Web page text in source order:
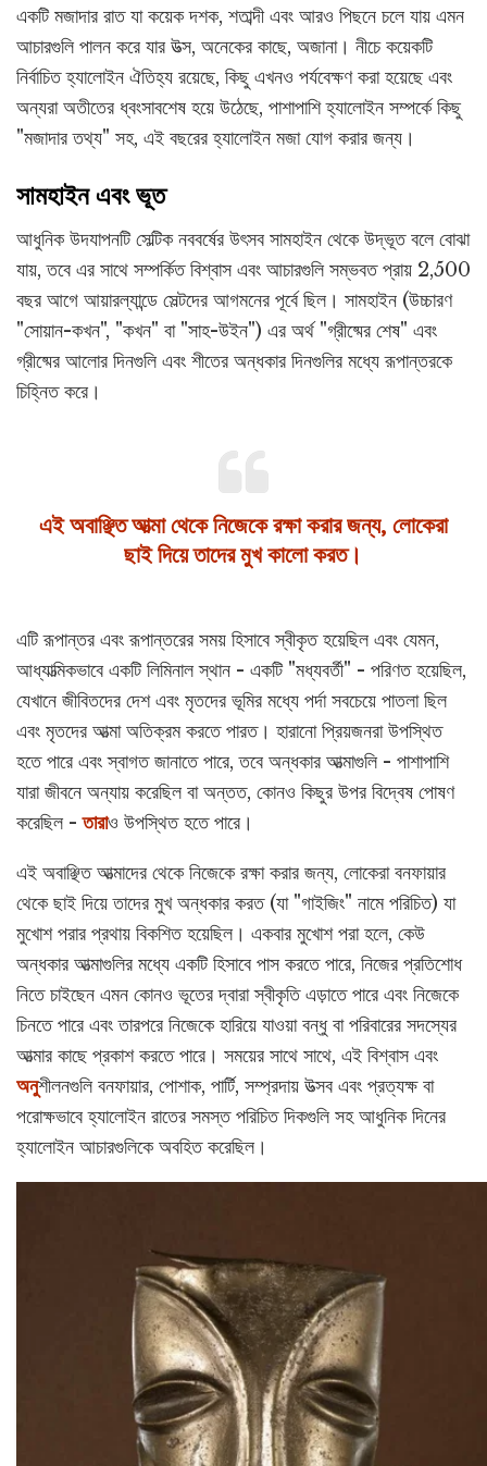
একটি মজাদার রাত যা কয়েক দশক, শতাব্দী এবং আরও পিছনে চলে যায় এমন
আচারগুলি পালন করে যার উত্স, অনেকের কাছে, অজানা। নীচে কয়েকটি
নির্বাচিত হ্যালোইন ঐতিহ্য রয়েছে, কিছু এখনও পর্যবেক্ষণ করা হয়েছে এবং
অন্যরা অতীতের ধ্বংসাবশেষ হয়ে উঠেছে, পাশাপাশি হ্যালোইন সম্পর্কে কিছু
"মজাদার তথ্য" সহ, এই বছরের হ্যালোইন মজা যোগ করার জন্য।
সামহাইন এবং ভূত
আধুনিক উদযাপনটি সেল্টিক নববর্ষের উৎসব সামহাইন থেকে উদ্ভূত বলে বোঝা
যায়, তবে এর সাথে সম্পর্কিত বিশ্বাস এবং আচারগুলি সম্ভবত প্রায় 2,500
বছর আগে আয়ারল্যান্ডে সেল্টদের আগমনের পূর্বে ছিল। সামহাইন (উচ্চারণ
"সোয়ান-কখন", "কখন" বা "সাহ-উইন") এর অর্থ "গ্রীষ্মের শেষ" এবং
গ্রীষ্মের আলোর দিনগুলি এবং শীতের অন্ধকার দিনগুলির মধ্যে রূপান্তরকে
চিহ্নিত করে।
এই অবাঞ্ছিত আত্মা থেকে নিজেকে রক্ষা করার জন্য, লোকেরা
ছাই দিয়ে তাদের মুখ কালো করত।
এটি রূপান্তর এবং রূপান্তরের সময় হিসাবে স্বীকৃত হয়েছিল এবং যেমন,
আধ্যাত্মিকভাবে একটি লিমিনাল স্থান - একটি "মধ্যবর্তী" - পরিণত হয়েছিল,
যেখানে জীবিতদের দেশ এবং মৃতদের ভূমির মধ্যে পর্দা সবচেয়ে পাতলা ছিল
এবং মৃতদের আত্মা অতিক্রম করতে পারত। হারানো প্রিয়জনরা উপস্থিত
হতে পারে এবং স্বাগত জানাতে পারে, তবে অন্ধকার আত্মাগুলি - পাশাপাশি
যারা জীবনে অন্যায় করেছিল বা অন্তত, কোনও কিছুর উপর বিদ্বেষ পোষণ
করেছিল -তারাও উপস্থিত হতে পারে।
এই অবাঞ্ছিত আত্মাদের থেকে নিজেকে রক্ষা করার জন্য, লোকেরা বনফায়ার
থেকে ছাই দিয়ে তাদের মুখ অন্ধকার করত (যা "গাইজিং" নামে পরিচিত) যা
মুখোশ পরার প্রথায় বিকশিত হয়েছিল। একবার মুখোশ পরা হলে, কেউ
অন্ধকার আত্মাগুলির মধ্যে একটি হিসাবে পাস করতে পারে, নিজের প্রতিশোধ
নিতে চাইছেন এমন কোনও ভূতের দ্বারা স্বীকৃতি এড়াতে পারে এবং নিজেকে
চিনতে পারে এবং তারপরে নিজেকে হারিয়ে যাওয়া বন্ধু বা পরিবারের সদস্যের
আত্মার কাছে প্রকাশ করতে পারে। সময়ের সাথে সাথে, এই বিশ্বাস এবং
অনুশীলনগুলি বনফায়ার, পোশাক, পার্টি, সম্প্রদায় উত্সব এবং প্রত্যক্ষ বা
পরোক্ষভাবে হ্যালোইন রাতের সমস্ত পরিচিত দিকগুলি সহ আধুনিক দিনের
হ্যালোইন আচারগুলিকে অবহিত করেছিল।